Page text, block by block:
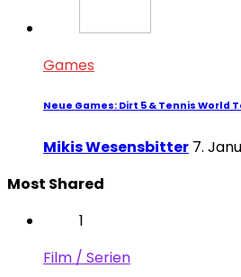
Games
Neue Games: Dirt 5 & Tennis World
Mikis Wesensbitter 7.
Most Shared
1
Film / Serien